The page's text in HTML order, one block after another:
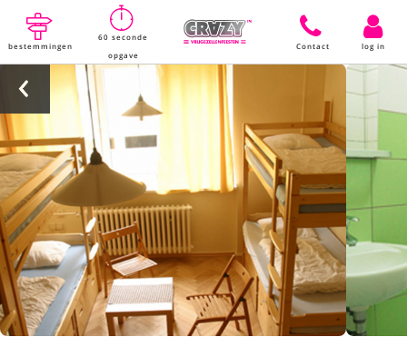
bestemmingen
60 seconde
opgave
Contact log in